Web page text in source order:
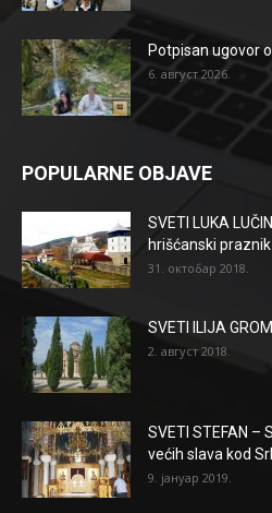
Potpisan ugovor
6. август 2026.
POPULARNE OBJAVE
SVETI LUKA
hrišćanski praznik
31. октобар 2018.
SVETI ILIJA
2. август 2018.
SVETI STEFAN –
većih slava kod
9. јануар 2019.